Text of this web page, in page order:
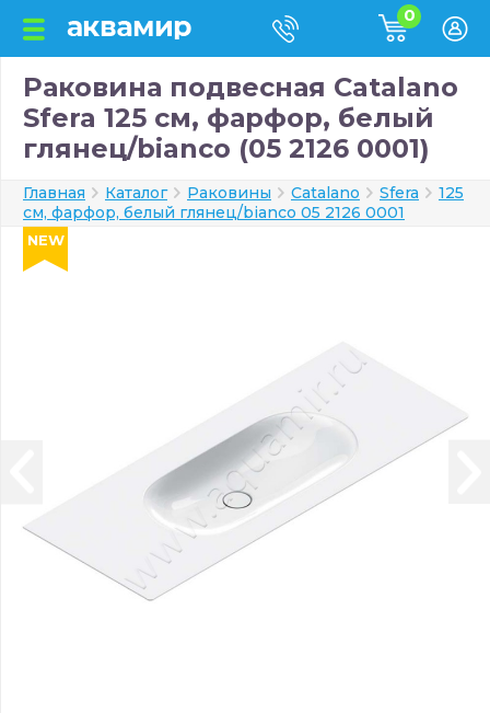
0
Раковина подвесная Catalano
Sfera 125 см, фарфор, белый
глянец/bianco (05 2126 0001)
Главная Каталог Раковины Catalano Sfera
125
см, фарфор, белый глянец/bianco 05 2126 0001
NEW